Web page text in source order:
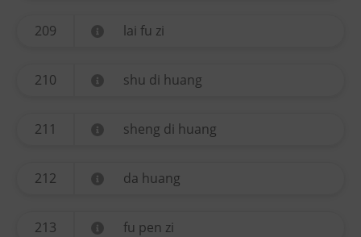
209 lai fu zi
210 shu di huang
211 sheng di huang
212 da huang
213 fu pen zi